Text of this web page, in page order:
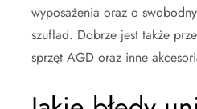
wyposażenia oraz o
szuflad. Dobrze jest także
sprzęt AGD oraz inne